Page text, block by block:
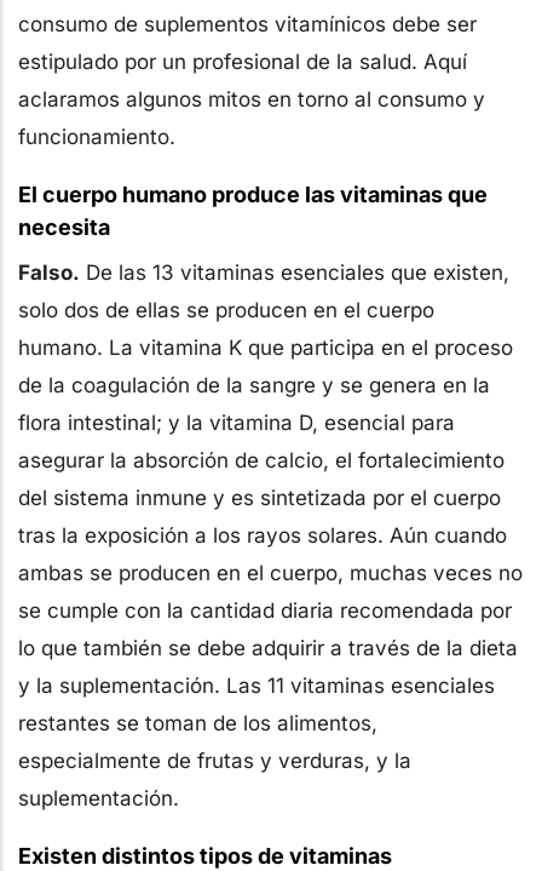
consumo de suplementos vitamínicos debe ser
estipulado por un profesional de la salud. Aquí
aclaramos algunos mitos en torno al consumo y
funcionamiento.
El cuerpo humano produce las vitaminas que
necesita
Falso. De las 13 vitaminas esenciales que existen,
solo dos de ellas se producen en el cuerpo
humano. La vitamina K que participa en el proceso
de la coagulación de la sangre y se genera en la
flora intestinal; y la vitamina D, esencial para
asegurar la absorción de calcio, el fortalecimiento
del sistema inmune y es sintetizada por el cuerpo
tras la exposición a los rayos solares. Aún cuando
ambas se producen en el cuerpo, muchas veces no
se cumple con la cantidad diaria recomendada por
lo que también se debe adquirir a través de la dieta
y la suplementación. Las 11 vitaminas esenciales
restantes se toman de los alimentos,
especialmente de frutas y verduras, y la
suplementación.
Existen distintos tipos de vitaminas